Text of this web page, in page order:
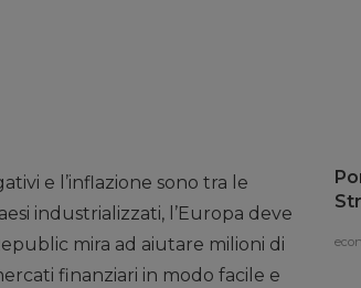
e l’inflazione sono tra le
industrializzati, l’Europa deve
mira ad aiutare milioni di
finanziari in modo facile e